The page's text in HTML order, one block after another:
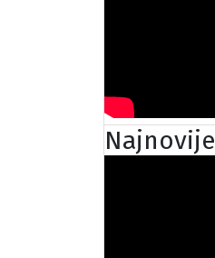
Najnovije